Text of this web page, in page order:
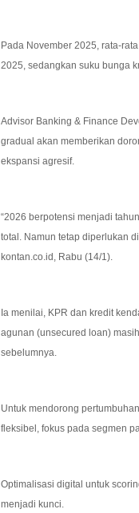
Pada November 2025, rata-
2025, sedangkan suku bunga
Advisor Banking & Finance
gradual akan memberikan
ekspansi agresif.
“2026 berpotensi menjadi
total. Namun tetap diperlukan
kontan.co.id, Rabu (14/1).
Ia menilai, KPR dan kredit
agunan (unsecured loan)
sebelumnya.
Untuk mendorong
fleksibel, fokus pada segmen
Optimalisasi digital untuk
menjadi kunci.